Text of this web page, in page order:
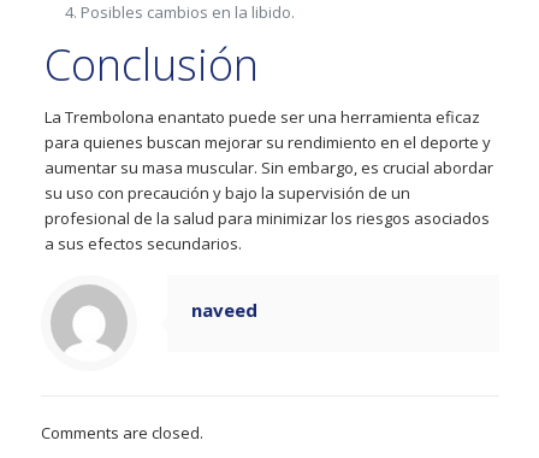
Posibles cambios en la libido.
Conclusión
La Trembolona enantato puede ser una herramienta eficaz
para quienes buscan mejorar su rendimiento en el deporte y
aumentar su masa muscular. Sin embargo, es crucial abordar
su uso con precaución y bajo la supervisión de un
profesional de la salud para minimizar los riesgos asociados
a sus efectos secundarios.
naveed
Comments are closed.